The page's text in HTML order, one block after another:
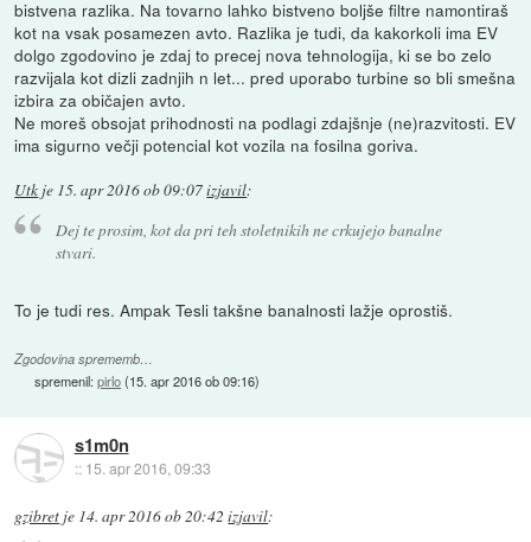
bistvena razlika. Na tovarno lahko bistveno boljše filtre namontiraš
kot na vsak posamezen avto. Razlika je tudi, da kakorkoli ima EV
dolgo zgodovino je zdaj to precej nova tehnologija, ki se bo zelo
razvijala kot dizli zadnjih n let... pred uporabo turbine so bli smešna
izbira za običajen avto.
Ne moreš obsojat prihodnosti na podlagi zdajšnje (ne)razvitosti. EV
ima sigurno večji potencial kot vozila na fosilna goriva.
Utk je 15. apr 2016 ob 09:07izjavil:
Dej te prosim, kot da pri teh stoletnikih ne crkujejo banalne
stvari.
To je tudi res. Ampak Tesli takšne banalnosti lažje oprostiš.
Zgodovina sprememb…
spremenil:pirlo(15. apr 2016 ob 09:16)
s1m0n
:: 15. apr 2016, 09:33
gzibret je 14. apr 2016 ob 20:42 izjavil: